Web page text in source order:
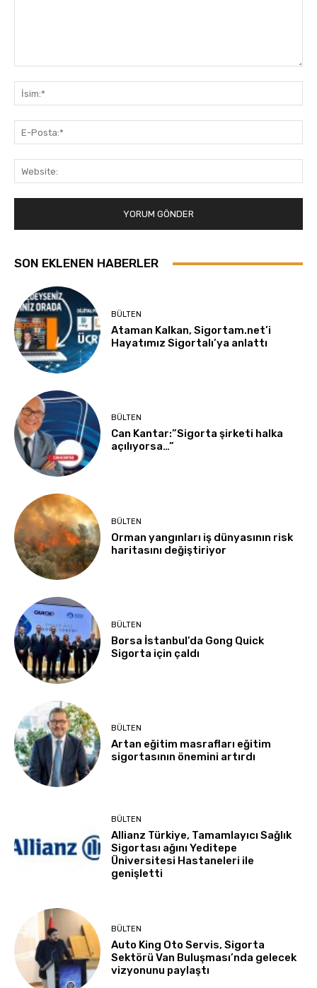
SON EKLENEN HABERLER
BÜLTEN
Ataman Kalkan, Sigortam.net’i
Hayatımız Sigortalı’ya anlattı
BÜLTEN
Can Kantar:”Sigorta şirketi halka
açılıyorsa…”
BÜLTEN
Orman yangınları iş dünyasının risk
haritasını değiştiriyor
BÜLTEN
Borsa İstanbul’da Gong Quick
Sigorta için çaldı
BÜLTEN
Artan eğitim masrafları eğitim
sigortasının önemini artırdı
BÜLTEN
Allianz Türkiye, Tamamlayıcı Sağlık
Sigortası ağını Yeditepe
Üniversitesi Hastaneleri ile
genişletti
BÜLTEN
Auto King Oto Servis, Sigorta
Sektörü Van Buluşması’nda gelecek
vizyonunu paylaştı